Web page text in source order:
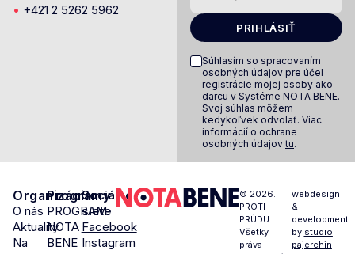
• +421 2 5262 5962
PRIHLÁSIŤ
Súhlasím so spracovaním
osobných údajov pre účel
registrácie mojej osoby ako
darcu v Systéme NOTA BENE.
Svoj súhlas môžem
kedykoľvek odvolať. Viac
informácií o ochrane
osobných údajov tu.
Organizácia
O nás
Aktuality
Na
Programy
PROGRAM
NOTA
BENE
Sociálne
siete
Facebook
Instagram
© 2026.
PROTI
PRÚDU.
Všetky
práva
webdesign
&
development
by studio
pajerchin